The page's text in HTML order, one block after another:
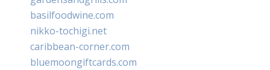
basilfoodwine.com
nikko-tochigi.net
caribbean-corner.com
bluemoongiftcards.com